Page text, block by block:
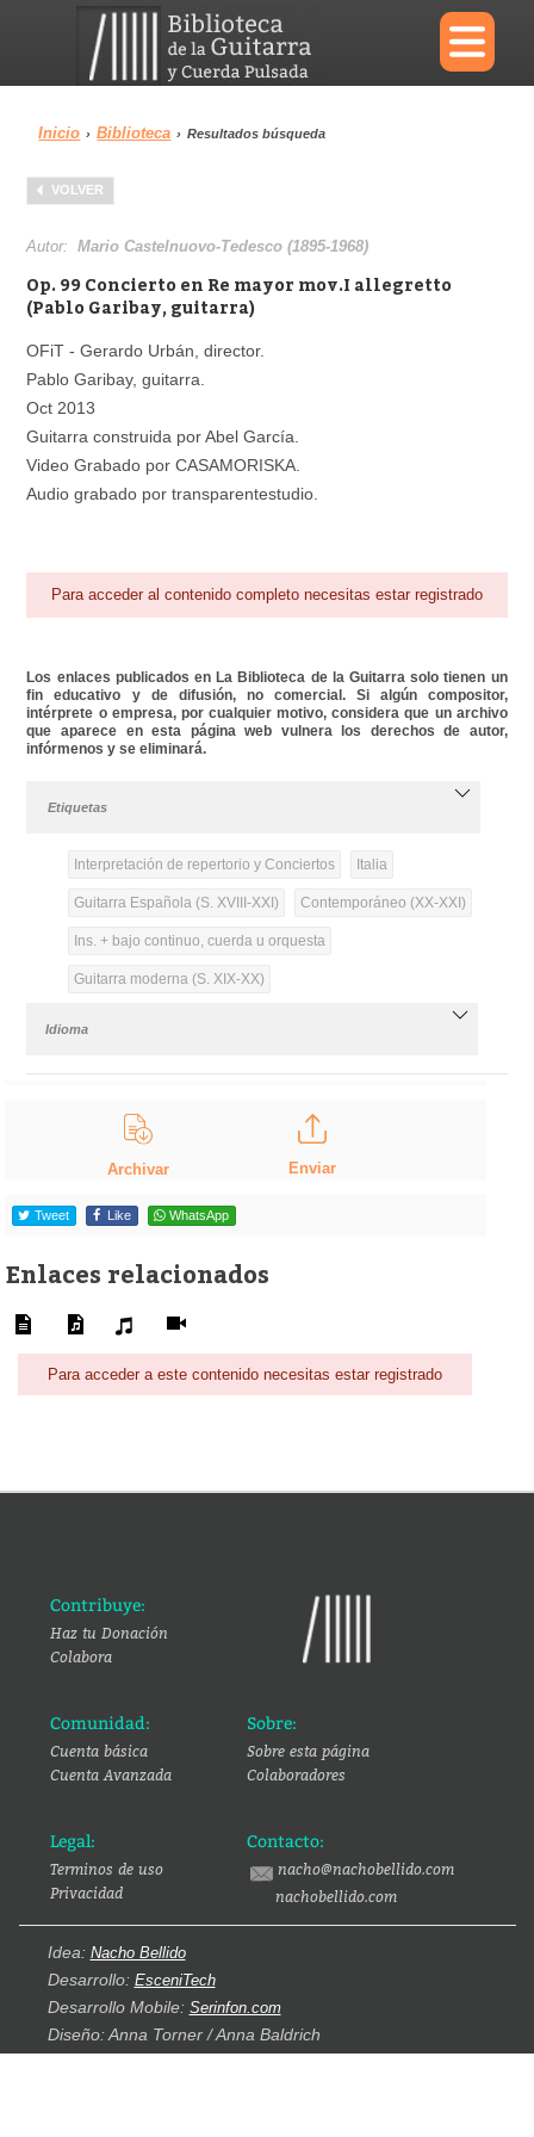
×
Menu
Biblioteca Diccionario
Inicio › Biblioteca › Resultados búsqueda
VOLVER
Autor:Mario Castelnuovo-Tedesco (1895-1968)
Op. 99 Concierto en Re mayor mov.I allegretto
(Pablo Garibay, guitarra)
OFiT - Gerardo Urbán, director.
Pablo Garibay, guitarra.
Oct 2013
Guitarra construida por Abel García.
Video Grabado por CASAMORISKA.
Audio grabado por transparentestudio.
Para acceder al contenido completo necesitas estar registrado
Los enlaces publicados en La Biblioteca de la Guitarra solo tienen un
fin educativo y de difusión, no comercial. Si algún compositor,
intérprete o empresa, por cualquier motivo, considera que un archivo
que aparece en esta página web vulnera los derechos de autor,
infórmenos y se eliminará.
Etiquetas
Interpretación de repertorio y Conciertos Italia
Guitarra Española (S. XVIII-XXI) Contemporáneo (XX-XXI)
Ins. + bajo continuo, cuerda u orquesta
Guitarra moderna (S. XIX-XX)
Idioma
Archivar Enviar
Tweet Like WhatsApp
Enlaces relacionados
Para acceder a este contenido necesitas estar registrado
Contribuye:
Haz tu Donación
Colabora
Comunidad:
Cuenta básica
Cuenta Avanzada
Sobre:
Sobre esta página
Colaboradores
Legal:
Terminos de uso
Privacidad
Contacto:
nacho@nachobellido.com
nachobellido.com
Idea: Nacho Bellido
Desarrollo: EsceniTech
Desarrollo Mobile: Serinfon.com
Diseño: Anna Torner / Anna Baldrich